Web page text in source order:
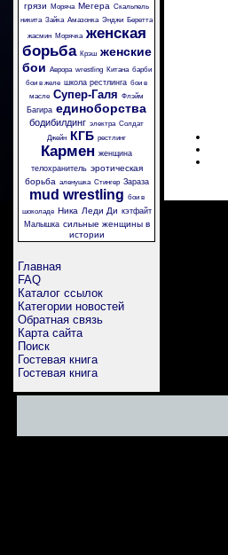
грязи
Моряча Мегера Скальпель
никита Зайка Амазонка Энджи Беретта
жасмин
Морячка женская
борьба
Крэш женские
бои Аврора wrestling Китана барби
бои в желе школа рестлинга бои в
масле Супер-Галя Флэйм
Багира единоборства
бодибилдинг электра Солдат
Джейн КГБ рестлинг
Кармен женщина
телохранитель эротическая
борьба аленушка Стингер Зараза
mud wrestling бои в
шоколаде Ника Леди Ди кэтфайт
Малышка сильные женщины в
истории
Главная
FAQ
Каталог ссылок
Категории новостей
Обратная связь
Карта сайта
Поиск
Гостевая книга
Гостевая книга